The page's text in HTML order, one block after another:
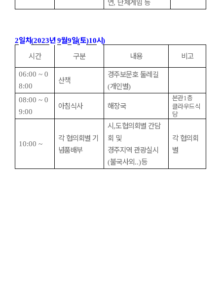
,
2일차(2023년 9월9일(토)10시)
시간 구분 내용 비고
06:00 ~ 0
8:00
산책
경주보문호 둘레길
(개인별)
08:00 ~ 0
9:00
아침식사 해장국
본관1층
클라우드식
당
10:00 ~
각 협의회별 기
념품배부
시,도협의회별 간담
회 및
경주지역 관광실시
(불국사외..)등
각 협의회
별